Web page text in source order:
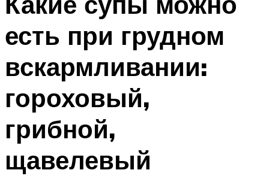
есть при грудном
вскармливании:
гороховый,
грибной,
щавелевый